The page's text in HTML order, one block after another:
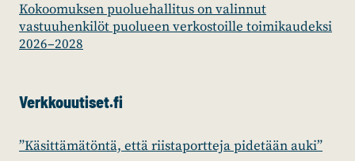
Kokoomuksen puoluehallitus on valinnut
vastuuhenkilöt puolueen verkostoille toimikaudeksi
2026–2028
Verkkouutiset.fi
”Käsittämätöntä, että riistaportteja pidetään auki”